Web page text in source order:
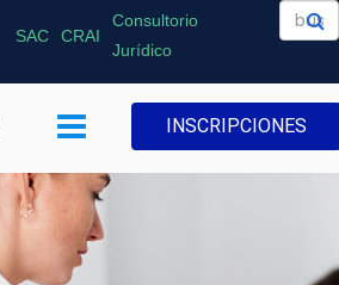
SAC CRAI
Consultorio
Jurídico
INSCRIPCIONES